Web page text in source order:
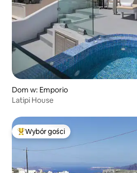
Dom w: Emporio
Latipi House
Najpopularniejsze z kategorii Wybór
Wybór gości